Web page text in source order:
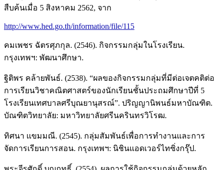
สืบค้นเมื่อ 5 สิงหาคม 2562, จาก
http://www.hed.go.th/information/file/115
คมเพชร ฉัตรศุภกุล. (2546). กิจกรรมกลุ่มในโรงเรียน.
กรุงเทพฯ: พัฒนาศึกษา.
ฐิติพร คล้ายพันธ์. (2538). “ผลของกิจกรรมกลุ่มที่มีต่อเจตคติต่อ
การเรียนวิชาคณิตศาสตร์ของนักเรียนชั้นประถมศึกษาปีที่ 5
โรงเรียนเทศบาลศรีบุณยานุสรณ์”. ปริญญานิพนธ์มหาบัณฑิต.
บัณฑิตวิทยาลัย: มหาวิทยาลัยศรีนครินทรวิโรฒ.
ทิศนา แขมมณี. (2545). กลุ่มสัมพันธ์เพื่อการทํางานและการ
จัดการเรียนการสอน. กรุงเทพฯ: นิชินแอดเวอร์ไทซิ่งกรุ๊ป.